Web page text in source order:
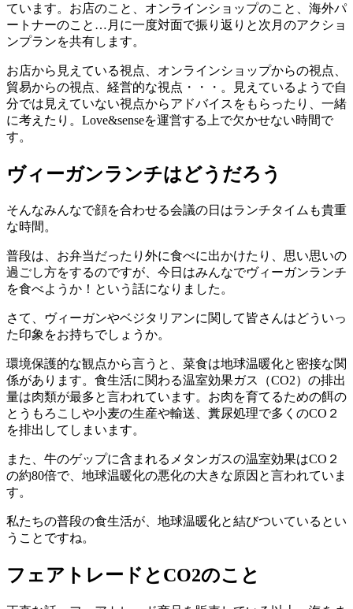
ています。お店のこと、オンラインショップのこと、海外パ
ートナーのこと…月に一度対面で振り返りと次月のアクショ
ンプランを共有します。
お店から見えている視点、オンラインショップからの視点、
貿易からの視点、経営的な視点・・・。見えているようで自
分では見えていない視点からアドバイスをもらったり、一緒
に考えたり。Love&senseを運営する上で欠かせない時間で
す。
ヴィーガンランチはどうだろう
そんなみんなで顔を合わせる会議の日はランチタイムも貴重
な時間。
普段は、お弁当だったり外に食べに出かけたり、思い思いの
過ごし方をするのですが、今日はみんなでヴィーガンランチ
を食べようか！という話になりました。
さて、ヴィーガンやベジタリアンに関して皆さんはどういっ
た印象をお持ちでしょうか。
環境保護的な観点から言うと、菜食は地球温暖化と密接な関
係があります。食生活に関わる温室効果ガス（CO2）の排出
量は肉類が最多と言われています。お肉を育てるための餌の
とうもろこしや小麦の生産や輸送、糞尿処理で多くのCO２
を排出してしまいます。
また、牛のゲップに含まれるメタンガスの温室効果はCO２
の約80倍で、地球温暖化の悪化の大きな原因と言われていま
す。
私たちの普段の食生活が、地球温暖化と結びついているとい
うことですね。
フェアトレードとCO2のこと